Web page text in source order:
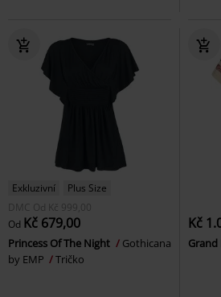
Exkluzivní
Plus Size
DMC Od Kč 999,00
Od Kč 679,00
Princess Of The Night
Gothicana
by EMP
Tričko
Kč
Grand